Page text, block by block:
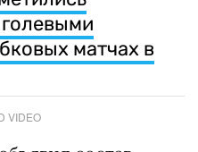
матчах в
VIDEO